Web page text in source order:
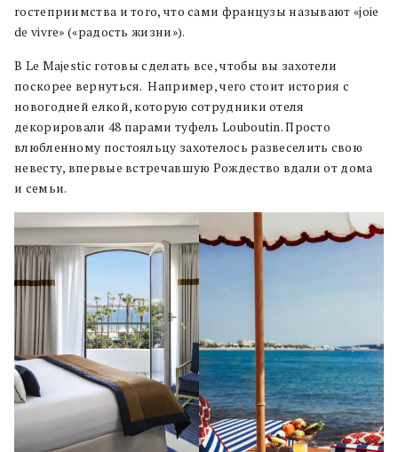
гостеприимства и того, что сами французы называют «joie
de vivre» («радость жизни»).
В Le Majestic готовы сделать все, чтобы вы захотели
поскорее вернуться. Например, чего стоит история с
новогодней елкой, которую сотрудники отеля
декорировали 48 парами туфель Louboutin. Просто
влюбленному постояльцу захотелось развеселить свою
невесту, впервые встречавшую Рождество вдали от дома
и семьи.